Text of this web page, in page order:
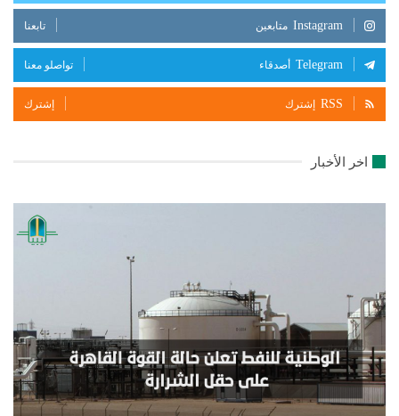
Instagram متابعين تابعنا
Telegram أصدقاء تواصلو معنا
RSS إشترك إشترك
اخر الأخبار